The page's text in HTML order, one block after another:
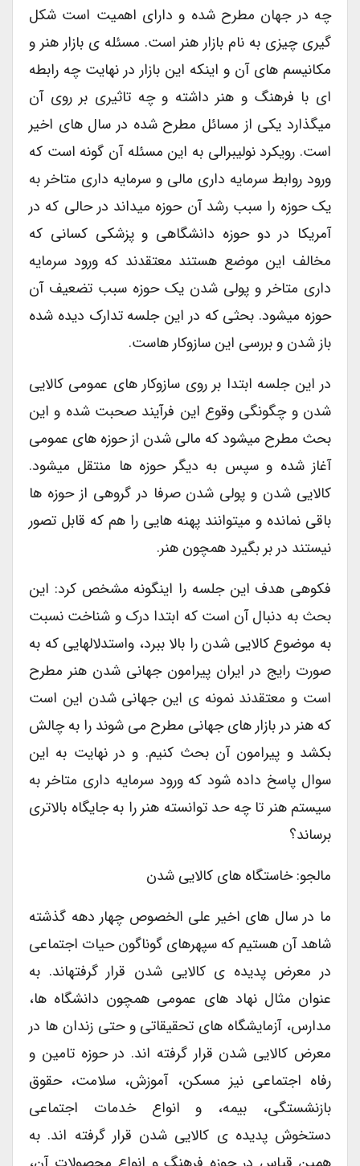
چه در جهان مطرح شده و دارای اهمیت است شکل
گیری چیزی به نام بازار هنر است. مسئله ی بازار هنر و
مکانیسم های آن و اینکه این بازار در نهایت چه رابطه
ای با فرهنگ و هنر داشته و چه تاثیری بر روی آن
میگذارد یکی از مسائل مطرح شده در سال های اخیر
است. رویکرد نولیبرالی به این مسئله آن گونه است که
ورود روابط سرمایه داری مالی و سرمایه داری متاخر به
یک حوزه را سبب رشد آن حوزه میداند در حالی که در
آمریکا در دو حوزه دانشگاهی و پزشکی کسانی که
مخالف این موضع هستند معتقدند که ورود سرمایه
داری متاخر و پولی شدن یک حوزه سبب تضعیف آن
حوزه میشود. بحثی که در این جلسه تدارک دیده شده
باز شدن و بررسی این سازوکار هاست.
در این جلسه ابتدا بر روی سازوکار های عمومی کالایی
شدن و چگونگی وقوع این فرآیند صحبت شده و این
بحث مطرح میشود که مالی شدن از حوزه های عمومی
آغاز شده و سپس به دیگر حوزه ها منتقل میشود.
کالایی شدن و پولی شدن صرفا در گروهی از حوزه ها
باقی نمانده و میتوانند پهنه هایی را هم که قابل تصور
نیستند در بر بگیرد همچون هنر.
فکوهی هدف این جلسه را اینگونه مشخص کرد: این
بحث به دنبال آن است که ابتدا درک و شناخت نسبت
به موضوع کالایی شدن را بالا ببرد، واستدلالهایی که به
صورت رایج در ایران پیرامون جهانی شدن هنر مطرح
است و معتقدند نمونه ی این جهانی شدن این است
که هنر در بازار های جهانی مطرح می شوند را به چالش
بکشد و پیرامون آن بحث کنیم. و در نهایت به این
سوال پاسخ داده شود که ورود سرمایه داری متاخر به
سیستم هنر تا چه حد توانسته هنر را به جایگاه بالاتری
برساند؟
مالجو: خاستگاه های کالایی شدن
ما در سال های اخیر علی الخصوص چهار دهه گذشته
شاهد آن هستیم که سپهرهای گوناگون حیات اجتماعی
در معرض پدیده ی کالایی شدن قرار گرفته­اند. به
عنوان مثال نهاد های عمومی همچون دانشگاه ها،
مدارس، آزمایشگاه های تحقیقاتی و حتی زندان ها در
معرض کالایی شدن قرار گرفته اند. در حوزه تامین و
رفاه اجتماعی نیز مسکن، آموزش، سلامت، حقوق
بازنشستگی، بیمه، و انواع خدمات اجتماعی
دستخوش پدیده ی کالایی شدن قرار گرفته اند. به